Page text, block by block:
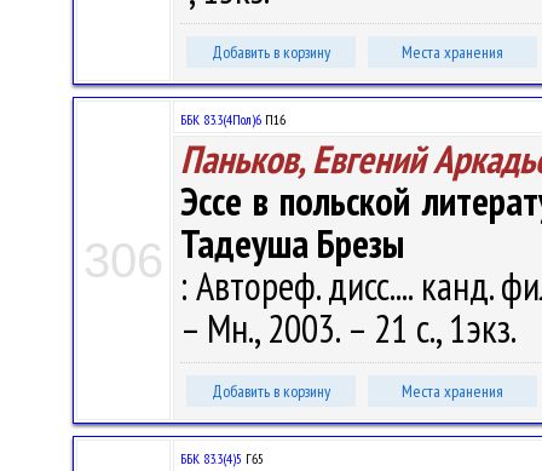
Добавить в корзину Места хранения
306
ББК 83.3(4Пол)6 П16
Паньков, Евгений
Эссе в польской
Тадеуша Брезы
: Автореф. дисс.... канд.
– Мн., 2003. – 21 с., 1экз.
Добавить в корзину Места хранения
ББК 83.3(4)5 Г65